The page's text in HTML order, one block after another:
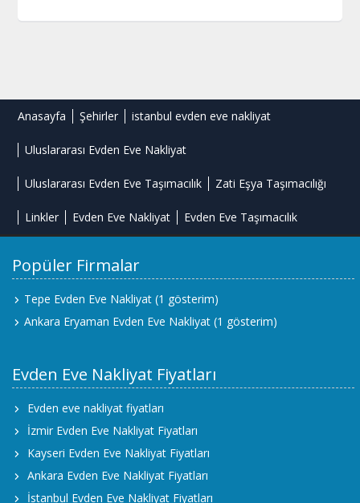
Anasayfa Şehirler istanbul evden eve nakliyat
Uluslararası Evden Eve Nakliyat
Uluslararası Evden Eve Taşımacılık Zati Eşya Taşımacılığı
Linkler Evden Eve Nakliyat Evden Eve Taşımacılık
Popüler Firmalar
Tepe Evden Eve Nakliyat (1 gösterim)
Ankara Eryaman Evden Eve Nakliyat (1 gösterim)
Evden Eve Nakliyat Fiyatları
Evden eve nakliyat fiyatları
İzmir Evden Eve Nakliyat Fiyatları
Kayseri Evden Eve Nakliyat Fiyatları
Ankara Evden Eve Nakliyat Fiyatları
İstanbul Evden Eve Nakliyat Fiyatları